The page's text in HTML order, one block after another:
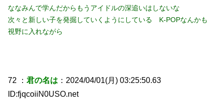
ななみんで学んだからもうアイドルの深追いはしないな
次々と新しい子を発掘していくようにしている K-POPなんかも
視野に入れながら
72 ：君の名は ：2024/04/01(月) 03:25:50.63
ID:fjqcoiiN0USO.net